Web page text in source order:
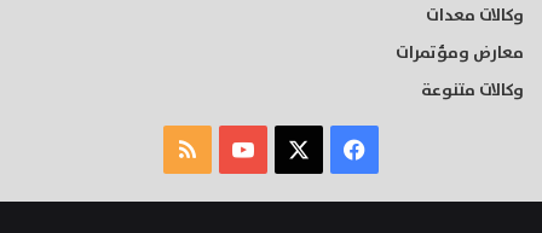
وكالات معدات
معارض ومؤتمرات
وكالات متنوعة
فيسبوك ‫YouTubeملخص
الموقع